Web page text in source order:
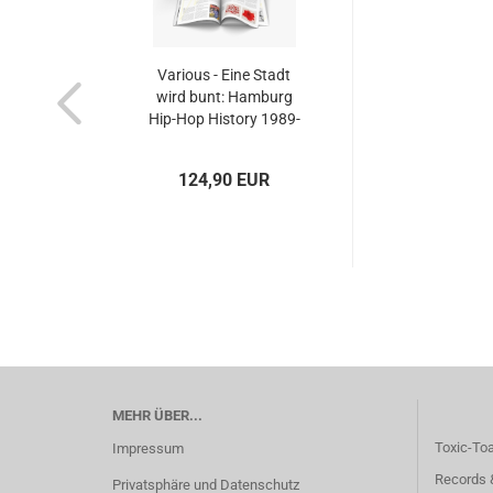
Various - Eine Stadt
wird bunt: Hamburg
Hip-Hop History 1989-
124,90 EUR
MEHR ÜBER...
Impressum
Privatsphäre und Datenschutz
Toxic-
Records